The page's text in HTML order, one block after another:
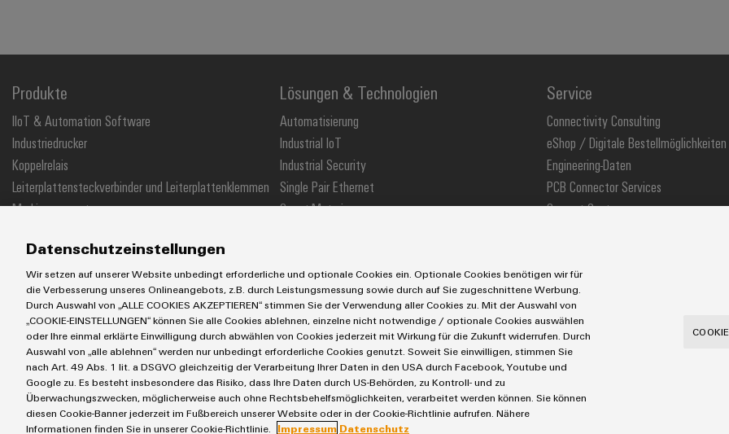
Produkte
IIoT & Automation Software
Industriedrucker
Koppelrelais
Leiterplattensteckverbinder und Leiterplattenklemmen
Markierungssysteme
Stromversorgungen
Lösungen & Technologien
Automatisierung
Industrial IoT
Industrial Security
Single Pair Ethernet
Smart Metering
Service
Connectivity Consulting
eShop / Digitale Bestellmöglichkeiten
Engineering-Daten
PCB Connector Services
Support Center
AGB Impressum Einkaufs- /Lieferanteninformationen Datenschutzerklärung Cookie Richtlinie
Cookie Einstellungen
Weidmüller GmbH & Co KG
Klingenbergstraße 26 32758 Detmold Tel.: +49 5231 14-280 Fax +49 5231 14-28116
Datenschutzeinstellungen
Wir setzen auf unserer Website unbedingt erforderliche und optionale Cookies ein. Optionale Cookies benötigen wir für
die Verbesserung unseres Onlineangebots, z.B. durch Leistungsmessung sowie durch auf Sie zugeschnittene Werbung.
Durch Auswahl von „ALLE COOKIES AKZEPTIEREN“ stimmen Sie der Verwendung aller Cookies zu. Mit der Auswahl von
„COOKIE-EINSTELLUNGEN“ können Sie alle Cookies ablehnen, einzelne nicht notwendige / optionale Cookies auswählen
oder Ihre einmal erklärte Einwilligung durch abwählen von Cookies jederzeit mit Wirkung für die Zukunft widerrufen. Durch
Auswahl von „alle ablehnen“ werden nur unbedingt erforderliche Cookies genutzt. Soweit Sie einwilligen, stimmen Sie
nach Art. 49 Abs. 1 lit. a DSGVO gleichzeitig der Verarbeitung Ihrer Daten in den USA durch Facebook, Youtube und
Google zu. Es besteht insbesondere das Risiko, dass Ihre Daten durch US-Behörden, zu Kontroll- und zu
Überwachungszwecken, möglicherweise auch ohne Rechtsbehelfsmöglichkeiten, verarbeitet werden können. Sie können
diesen Cookie-Banner jederzeit im Fußbereich unserer Website oder in der Cookie-Richtlinie aufrufen. Nähere
Informationen finden Sie in unserer Cookie-Richtlinie.
Impressum Datenschutz